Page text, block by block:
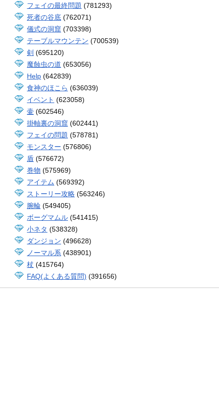
フェイの最終問題 (781293)
死者の谷底 (762071)
儀式の洞窟 (703398)
テーブルマウンテン (700539)
剣 (695120)
魔蝕虫の道 (653056)
Help (642839)
食神のほこら (636039)
イベント (623058)
壷 (602546)
掛軸裏の洞窟 (602441)
フェイの問題 (578781)
モンスター (576806)
盾 (576672)
巻物 (575969)
アイテム (569392)
ストーリー攻略 (563246)
腕輪 (549405)
ボーグマムル (541415)
小ネタ (538328)
ダンジョン (496628)
ノーマル系 (438901)
杖 (415764)
FAQ(よくある質問) (391656)